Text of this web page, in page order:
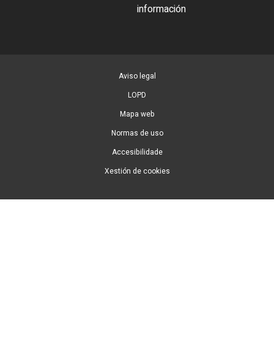
información
Aviso legal
LOPD
Mapa web
Normas de uso
Accesibilidade
Xestión de cookies